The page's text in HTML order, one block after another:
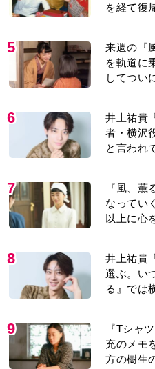
を経て復
5
来週の『
を軌道に
してつい
6
井上祐貴
者・横沢
と言われ
7
『風、
なってい
以上に心
8
井上祐貴
選ぶ。い
る』では
9
『Tシャ
充のメモ
方の樹生